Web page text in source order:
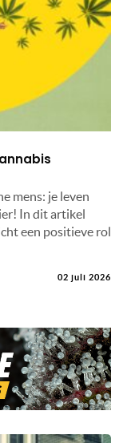
mens: je leven
In dit artikel
een positieve rol
02 juli 2026